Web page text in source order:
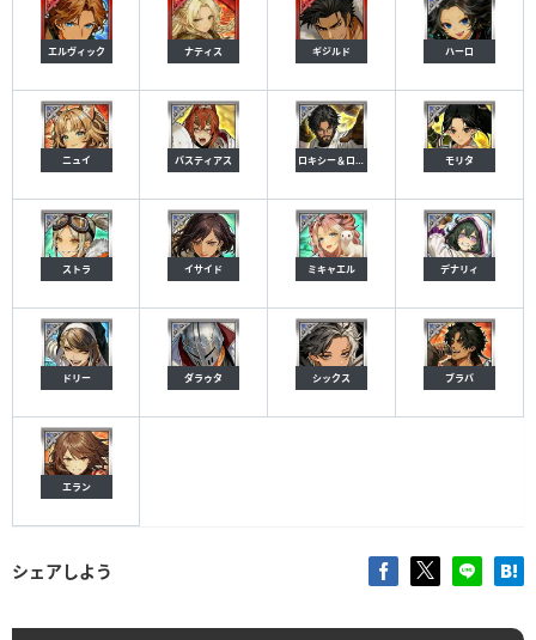
エルヴィック ナティス ギジルド ハーロ
ニュイ バスティアス モリタ
ストラ イサイド ミキャエル デナリィ
ドリー ダラゥタ シックス ブラバ
エラン
シェアしよう